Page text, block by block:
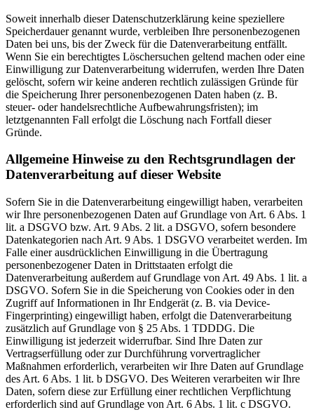
Soweit innerhalb dieser Datenschutzerklärung keine speziellere
Speicherdauer genannt wurde, verbleiben Ihre personenbezogenen
Daten bei uns, bis der Zweck für die Datenverarbeitung entfällt.
Wenn Sie ein berechtigtes Löschersuchen geltend machen oder eine
Einwilligung zur Datenverarbeitung widerrufen, werden Ihre Daten
gelöscht, sofern wir keine anderen rechtlich zulässigen Gründe für
die Speicherung Ihrer personenbezogenen Daten haben (z. B.
steuer- oder handelsrechtliche Aufbewahrungsfristen); im
letztgenannten Fall erfolgt die Löschung nach Fortfall dieser
Gründe.
Allgemeine Hinweise zu den Rechtsgrundlagen der
Datenverarbeitung auf dieser Website
Sofern Sie in die Datenverarbeitung eingewilligt haben, verarbeiten
wir Ihre personenbezogenen Daten auf Grundlage von Art. 6 Abs. 1
lit. a DSGVO bzw. Art. 9 Abs. 2 lit. a DSGVO, sofern besondere
Datenkategorien nach Art. 9 Abs. 1 DSGVO verarbeitet werden. Im
Falle einer ausdrücklichen Einwilligung in die Übertragung
personenbezogener Daten in Drittstaaten erfolgt die
Datenverarbeitung außerdem auf Grundlage von Art. 49 Abs. 1 lit. a
DSGVO. Sofern Sie in die Speicherung von Cookies oder in den
Zugriff auf Informationen in Ihr Endgerät (z. B. via Device-
Fingerprinting) eingewilligt haben, erfolgt die Datenverarbeitung
zusätzlich auf Grundlage von § 25 Abs. 1 TDDDG. Die
Einwilligung ist jederzeit widerrufbar. Sind Ihre Daten zur
Vertragserfüllung oder zur Durchführung vorvertraglicher
Maßnahmen erforderlich, verarbeiten wir Ihre Daten auf Grundlage
des Art. 6 Abs. 1 lit. b DSGVO. Des Weiteren verarbeiten wir Ihre
Daten, sofern diese zur Erfüllung einer rechtlichen Verpflichtung
erforderlich sind auf Grundlage von Art. 6 Abs. 1 lit. c DSGVO.